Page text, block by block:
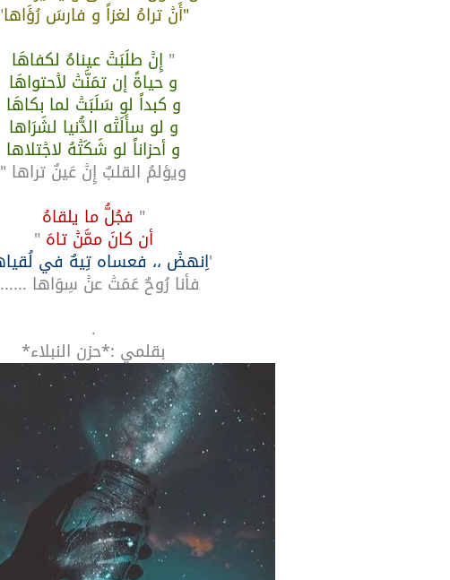
"أَنۡ تراهُ لغزاً و فارسَ رُؤَاها
" إِنۡ طلَبَتۡ عيناهُ لكفاهَا
و حياةً إن تمَنَّتۡ لاۡحتواهَا
و كبداً لو سَلَبَتۡ لما بكاهَا
و لو سأَلَتۡه الدُّنيا لشَرَاها
و أحزاناً لو شَكَتۡهُ لاجۡتلاها
ويؤلمُ القلبٌ إِنۡ عَينٌ تراها "
" فجُلُّ ما يلقاهُ
أن كانَ ممَّنۡ تاهَ "
'اِنهضۡ ،، فعساه تِيهٌ في
فأنا رُوحٌ عَمَتۡ عنۡ سِوَاها
.
بقلمي :*حزن النبلاء*